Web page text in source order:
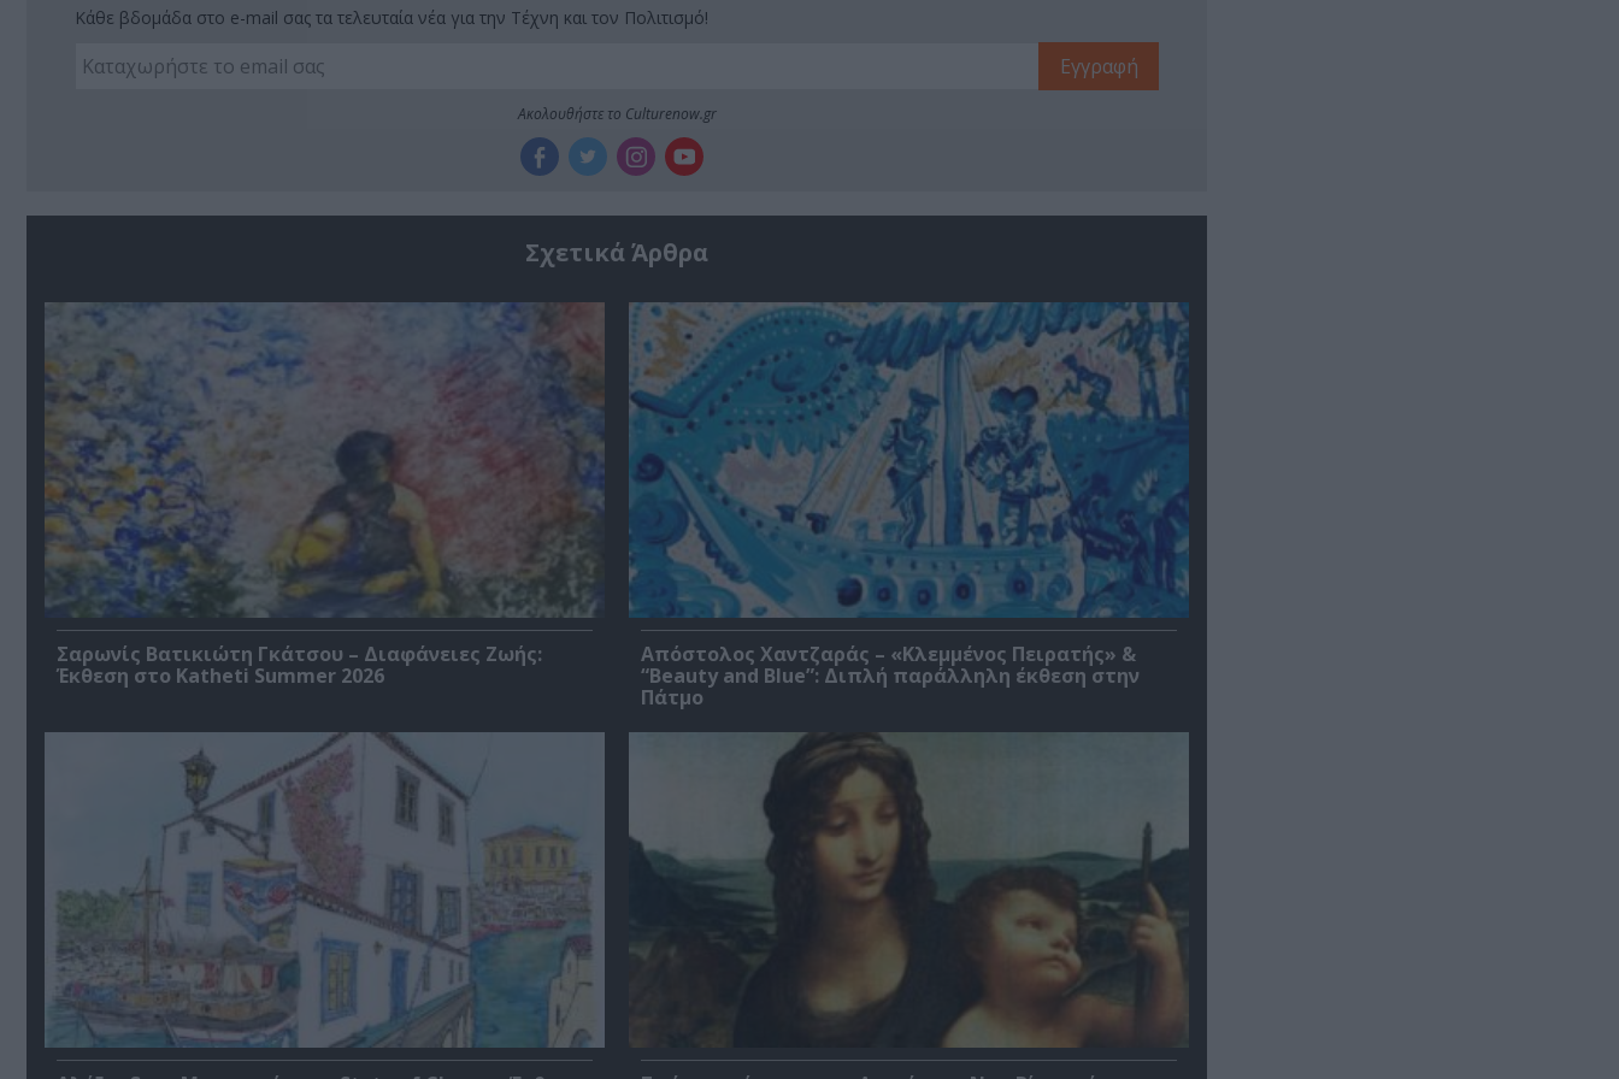
Κάθε βδομάδα στο e-mail σας τα τελευταία νέα για την Τέχνη και τον Πολιτισμό!
Ακολουθήστε το Culturenow.gr
Σχετικά Άρθρα
Σαρωνίς Βατικιώτη Γκάτσου – Διαφάνειες Ζωής:
Έκθεση στο Katheti Summer 2026
Απόστολος Χαντζαράς – «Κλεμμένος Πειρατής» &
“Beauty and Blue”: Διπλή παράλληλη έκθεση στην
Πάτμο